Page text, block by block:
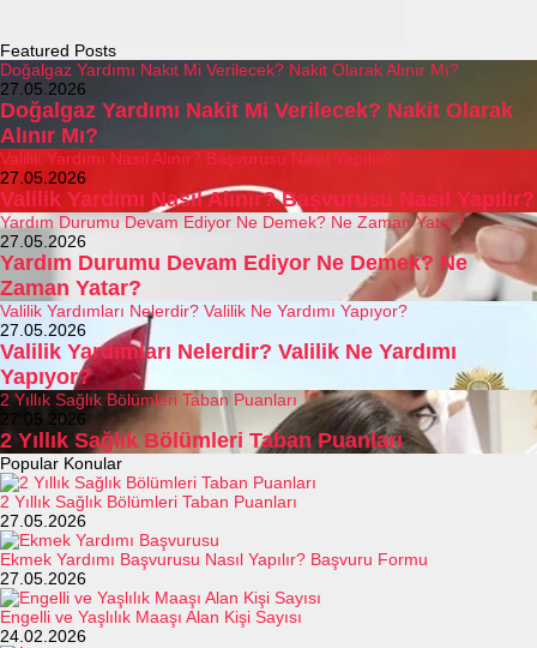
Featured Posts
Doğalgaz Yardımı Nakit Mi Verilecek? Nakit Olarak Alınır Mı?
27.05.2026
Doğalgaz Yardımı Nakit Mi Verilecek? Nakit Olarak
Alınır Mı?
Valilik Yardımı Nasıl Alınır? Başvurusu Nasıl Yapılır?
27.05.2026
Valilik Yardımı Nasıl Alınır? Başvurusu Nasıl Yapılır?
Yardım Durumu Devam Ediyor Ne Demek? Ne Zaman Yatar?
27.05.2026
Yardım Durumu Devam Ediyor Ne Demek? Ne
Zaman Yatar?
Valilik Yardımları Nelerdir? Valilik Ne Yardımı Yapıyor?
27.05.2026
Valilik Yardımları Nelerdir? Valilik Ne Yardımı
Yapıyor?
2 Yıllık Sağlık Bölümleri Taban Puanları
27.05.2026
2 Yıllık Sağlık Bölümleri Taban Puanları
Popular Konular
2 Yıllık Sağlık Bölümleri Taban Puanları
27.05.2026
Ekmek Yardımı Başvurusu Nasıl Yapılır? Başvuru Formu
27.05.2026
Engelli ve Yaşlılık Maaşı Alan Kişi Sayısı
24.02.2026